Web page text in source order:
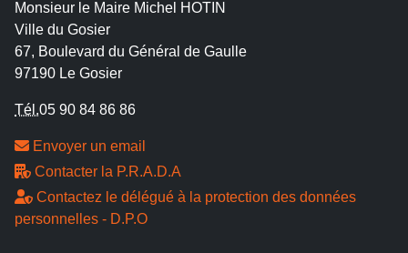
Monsieur le Maire Michel HOTIN
Ville du Gosier
67, Boulevard du Général de Gaulle
97190 Le Gosier
Tél.05 90 84 86 86
Envoyer un email
Contacter la P.R.A.D.A
Contactez le délégué à la protection des données
personnelles - D.P.O